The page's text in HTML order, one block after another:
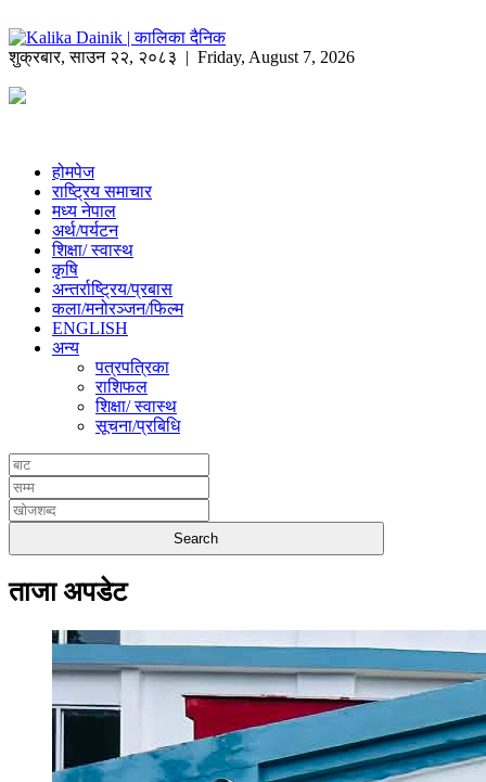
शुक्रबार,साउन २२, २०८३ | Friday, August 7, 2026
होमपेज
राष्ट्रिय समाचार
मध्य नेपाल
अर्थ/पर्यटन
शिक्षा/ स्वास्थ
कृषि
अन्तर्राष्ट्रिय/प्रबास
कला/मनोरञ्जन/फिल्म
ENGLISH
अन्य
पत्रपत्रिका
राशिफल
शिक्षा/ स्वास्थ
सूचना/प्रबिधि
ताजा अपडेट